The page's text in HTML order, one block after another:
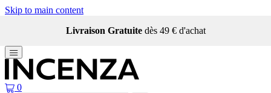
Skip to main content
Livraison Gratuite dès 49 € d'achat
0